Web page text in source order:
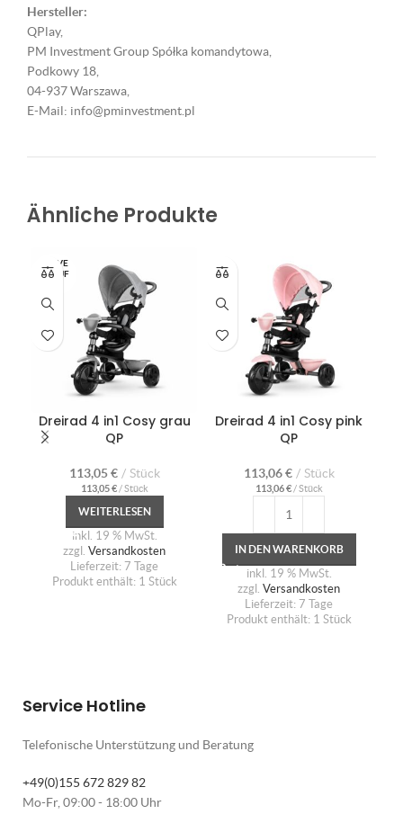
Hersteller:
QPlay,
PM Investment Group Spółka komandytowa,
Podkowy 18,
04-937 Warszawa,
E-Mail: info@pminvestment.pl
Ähnliche Produkte
AUSVE
RKAUF
Dreirad 4 in1 Cosy grau
QP
113,05€ Stück
113,05€/Stück
WEITERLESEN
inkl. 19 % MwSt.
zzgl. Versandkosten
Lieferzeit: 7 Tage
Produkt enthält: 1 Stück
Dreirad 4 in1 Cosy pink
QP
113,06€ Stück
113,06€/Stück
IN DEN WARENKORB
inkl. 19 % MwSt.
zzgl. Versandkosten
Lieferzeit: 7 Tage
Produkt enthält: 1 Stück
Service Hotline
Telefonische Unterstützung und Beratung
+49(0)155 672 829 82
Mo-Fr, 09:00 - 18:00 Uhr